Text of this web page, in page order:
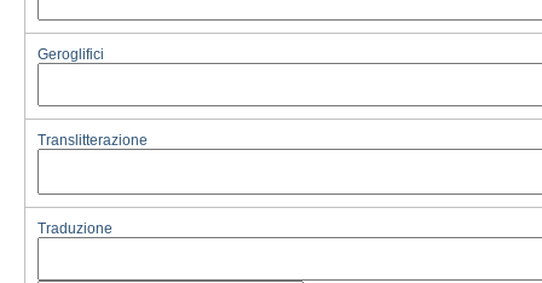
Geroglifici
Translitterazione
Traduzione